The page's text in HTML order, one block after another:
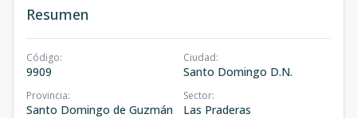
Resumen
Código:
9909
Ciudad:
Santo Domingo D.N.
Provincia:
Santo Domingo de Guzmán
Sector:
Las Praderas